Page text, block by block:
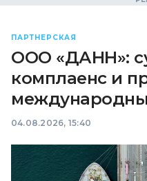
ПАРТНЕРСКАЯ
ООО «ДАНН»:
комплаенс и
04.08.2026, 15:40